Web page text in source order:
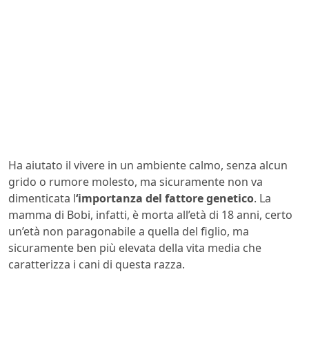
Ha aiutato il vivere in un ambiente calmo, senza alcun
grido o rumore molesto, ma sicuramente non va
dimenticata l‘importanza del fattore genetico. La
mamma di Bobi, infatti, è morta all’età di 18 anni, certo
un’età non paragonabile a quella del figlio, ma
sicuramente ben più elevata della vita media che
caratterizza i cani di questa razza.